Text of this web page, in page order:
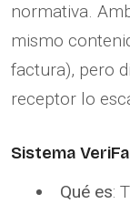
normativa.
mismo
factura), pero
receptor lo
Sistema
Qué es: